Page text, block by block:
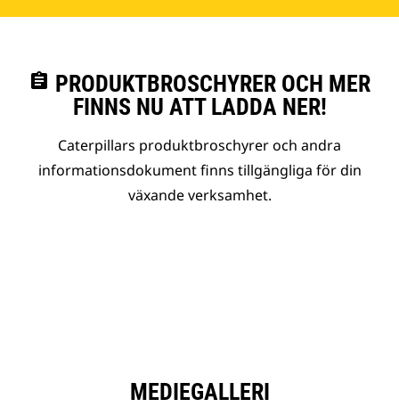
assignment PRODUKTBROSCHYRER OCH MER
FINNS NU ATT LADDA NER!
Caterpillars produktbroschyrer och andra
informationsdokument finns tillgängliga för din
växande verksamhet.
MEDIEGALLERI